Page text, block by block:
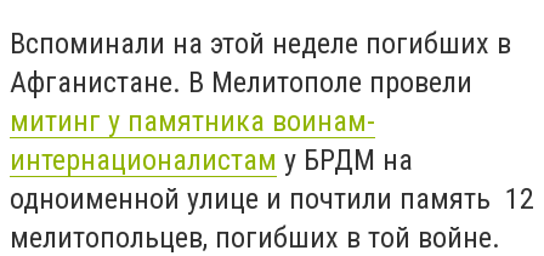
Вспоминали на этой неделе погибших в
Афганистане. В Мелитополе провели
митинг у памятника воинам-
интернационалистам у БРДМ на
одноименной улице и почтили память 12
мелитопольцев, погибших в той войне.